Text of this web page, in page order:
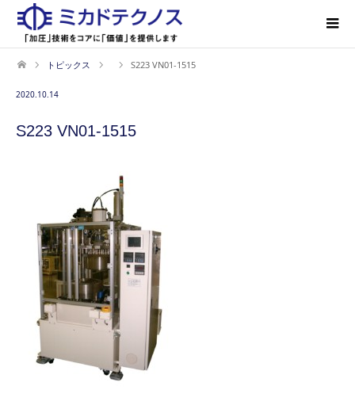
トピックス S223 VN01-1515
2020.10.14
S223 VN01-1515